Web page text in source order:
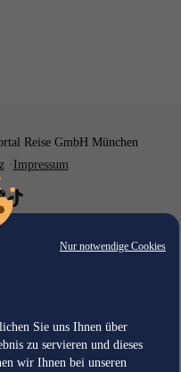
Nur notwendige Cookies
Sie uns Ihnen über
zu servieren und dieses
wir Ihnen bei unseren
Reise GmbH München
Impressum